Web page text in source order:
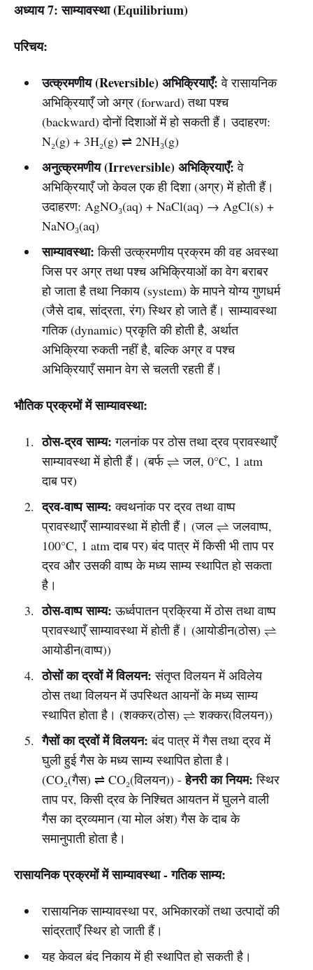
अध्याय 7: साम्यावस्था (Equilibrium)
परिचय:
उत्क्रमणीय (Reversible) अभिक्रियाएँ: वे रासायनिक
अभिक्रियाएँ जो अग्र (forward) तथा पश्च
(backward) दोनों दिशाओं में हो सकती हैं। उदाहरण:
N₂(g) + 3H₂(g) ⇌ 2NH₃(g)
अनुत्क्रमणीय (Irreversible) अभिक्रियाएँ: वे
अभिक्रियाएँ जो केवल एक ही दिशा (अग्र) में होती हैं।
उदाहरण: AgNO₃(aq) + NaCl(aq) → AgCl(s) +
NaNO₃(aq)
साम्यावस्था: किसी उत्क्रमणीय प्रक्रम की वह अवस्था
जिस पर अग्र तथा पश्च अभिक्रियाओं का वेग बराबर
हो जाता है तथा निकाय (system) के मापने योग्य गुणधर्म
(जैसे दाब, सांद्रता, रंग) स्थिर हो जाते हैं। साम्यावस्था
गतिक (dynamic) प्रकृति की होती है, अर्थात
अभिक्रिया रुकती नहीं है, बल्कि अग्र व पश्च
अभिक्रियाएँ समान वेग से चलती रहती हैं।
भौतिक प्रक्रमों में साम्यावस्था:
ठोस-द्रव साम्य: गलनांक पर ठोस तथा द्रव प्रावस्थाएँ
साम्यावस्था में होती हैं। (बर्फ ⇌ जल, 0°C, 1 atm
दाब पर)
द्रव-वाष्प साम्य: क्वथनांक पर द्रव तथा वाष्प
प्रावस्थाएँ साम्यावस्था में होती हैं। (जल ⇌ जलवाष्प,
100°C, 1 atm दाब पर) बंद पात्र में किसी भी ताप पर
द्रव और उसकी वाष्प के मध्य साम्य स्थापित हो सकता
है।
ठोस-वाष्प साम्य: ऊर्ध्वपातन प्रक्रिया में ठोस तथा वाष्प
प्रावस्थाएँ साम्यावस्था में होती हैं। (आयोडीन(ठोस) ⇌
आयोडीन(वाष्प))
ठोसों का द्रवों में विलयन: संतृप्त विलयन में अविलेय
ठोस तथा विलयन में उपस्थित आयनों के मध्य साम्य
स्थापित होता है। (शक्कर(ठोस) ⇌ शक्कर(विलयन))
गैसों का द्रवों में विलयन: बंद पात्र में गैस तथा द्रव में
घुली हुई गैस के मध्य साम्य स्थापित होता है।
(CO₂(गैस) ⇌ CO₂(विलयन)) -हेनरी का नियम: स्थिर
ताप पर, किसी द्रव के निश्चित आयतन में घुलने वाली
गैस का द्रव्यमान (या मोल अंश) गैस के दाब के
समानुपाती होता है।
रासायनिक प्रक्रमों में साम्यावस्था - गतिक साम्य:
रासायनिक साम्यावस्था पर, अभिकारकों तथा उत्पादों की
सांद्रताएँ स्थिर हो जाती हैं।
यह केवल बंद निकाय में ही स्थापित हो सकती है।